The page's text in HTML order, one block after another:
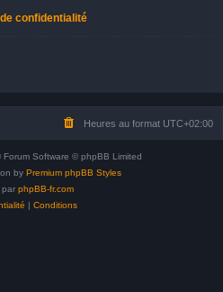
confidentialité
Heures au format UTC+02:00
Forum Software © phpBB Limited
by Premium phpBB Styles
par phpBB-fr.com
| Conditions